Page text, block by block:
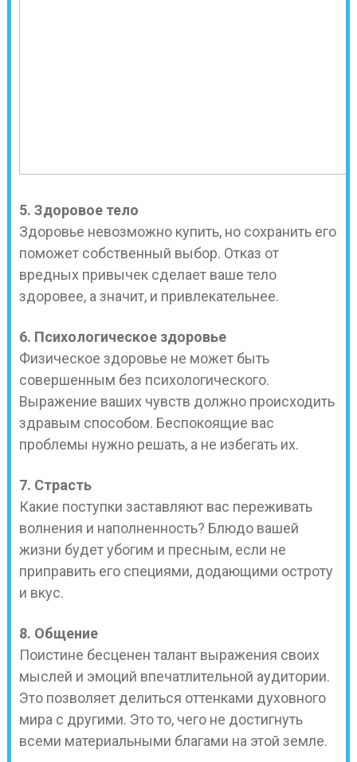
5. Здоровое тело
Здоровье невозможно купить, но сохранить его
поможет собственный выбор. Отказ от
вредных привычек сделает ваше тело
здоровее, а значит, и привлекательнее.
6. Психологическое здоровье
Физическое здоровье не может быть
совершенным без психологического.
Выражение ваших чувств должно происходить
здравым способом. Беспокоящие вас
проблемы нужно решать, а не избегать их.
7. Страсть
Какие поступки заставляют вас переживать
волнения и наполненность? Блюдо вашей
жизни будет убогим и пресным, если не
приправить его специями, додающими остроту
и вкус.
8. Общение
Поистине бесценен талант выражения своих
мыслей и эмоций впечатлительной аудитории.
Это позволяет делиться оттенками духовного
мира с другими. Это то, чего не достигнуть
всеми материальными благами на этой земле.